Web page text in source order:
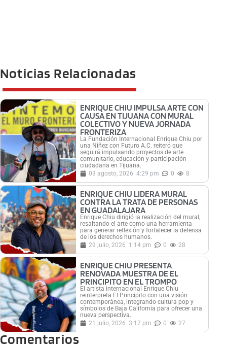
Noticias Relacionadas
ENRIQUE CHIU IMPULSA ARTE CON
CAUSA EN TIJUANA CON MURAL
COLECTIVO Y NUEVA JORNADA
FRONTERIZA
La Fundación Internacional Enrique Chiu por
una Niñez con Futuro A.C. reiteró que
seguirá impulsando proyectos de arte
comunitario, educación y participación
ciudadana en Tijuana.
03 agosto, 2026 4:29 pm 0 8
ENRIQUE CHIU LIDERA MURAL
CONTRA LA TRATA DE PERSONAS
EN GUADALAJARA
Enrique Chiu dirigió la realización del mural,
resaltando el arte como una herramienta
para generar reflexión y fortalecer la defensa
de los derechos humanos.
29 julio, 2026 1:14 pm 0 28
ENRIQUE CHIU PRESENTA
RENOVADA MUESTRA DE EL
PRINCIPITO EN EL TROMPO
El artista internacional Enrique Chiu
reinterpreta El Principito con una visión
contemporánea, integrando cultura pop y
símbolos de Baja California para ofrecer una
nueva perspectiva.
21 julio, 2026 3:17 pm 0 27
Comentarios